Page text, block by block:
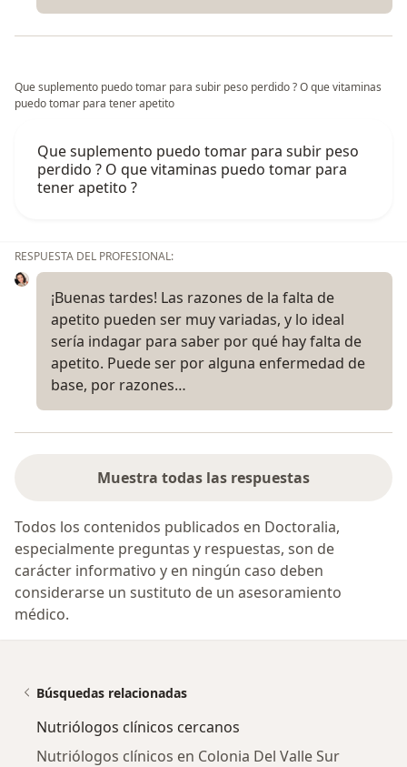
Que suplemento puedo tomar para subir peso perdido ? O que vitaminas
puedo tomar para tener apetito
Que suplemento puedo tomar para subir peso
perdido ? O que vitaminas puedo tomar para
tener apetito ?
RESPUESTA DEL PROFESIONAL:
¡Buenas tardes! Las razones de la falta de
apetito pueden ser muy variadas, y lo ideal
sería indagar para saber por qué hay falta de
apetito. Puede ser por alguna enfermedad de
base, por razones…
Muestra todas las respuestas
Todos los contenidos publicados en Doctoralia,
especialmente preguntas y respuestas, son de
carácter informativo y en ningún caso deben
considerarse un sustituto de un asesoramiento
médico.
Búsquedas relacionadas
Nutriólogos clínicos cercanos
Nutriólogos clínicos en Colonia Del Valle Sur